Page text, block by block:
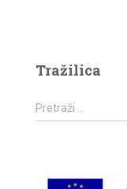
Tražilica
P
r
Pretraži …